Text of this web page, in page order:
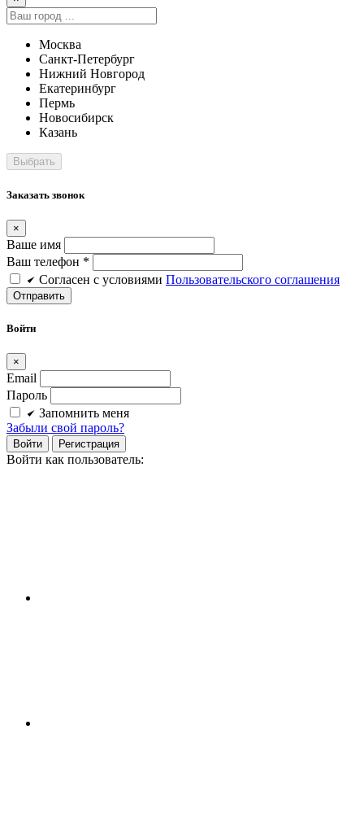
Москва
Санкт-Петербург
Нижний Новгород
Екатеринбург
Пермь
Новосибирск
Казань
Заказать звонок
×
Ваше имя
Ваш телефон *
Cогласен c условиями Пользовательского соглашения
Войти
×
Email
Пароль
Запомнить меня
Забыли свой пароль?
Войти Регистрация
Войти как пользователь: